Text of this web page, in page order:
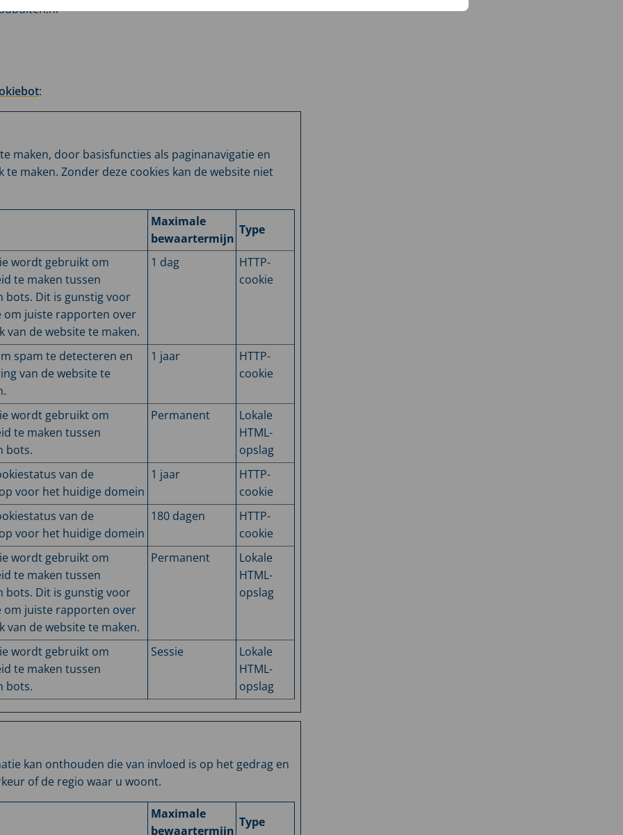
:
maken, door basisfuncties als paginanavigatie en
maken. Zonder deze cookies kan de website niet
Maximale
bewaartermijn
Type
wordt gebruikt om
te maken tussen
bots. Dit is gunstig voor
om juiste rapporten over
van de website te maken.
1 dag
HTTP-
cookie
spam te detecteren en
van de website te
1 jaar
HTTP-
cookie
wordt gebruikt om
te maken tussen
bots.
Permanent
Lokale
HTML-
opslag
van de
voor het huidige domein
1 jaar
HTTP-
cookie
van de
voor het huidige domein
180 dagen
HTTP-
cookie
wordt gebruikt om
te maken tussen
bots. Dit is gunstig voor
om juiste rapporten over
van de website te maken.
Permanent
Lokale
HTML-
opslag
wordt gebruikt om
te maken tussen
bots.
Sessie
Lokale
HTML-
opslag
kan onthouden die van invloed is op het gedrag en
of de regio waar u woont.
Maximale
bewaartermijn
Type